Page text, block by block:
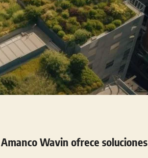
Wavin ofrece soluciones